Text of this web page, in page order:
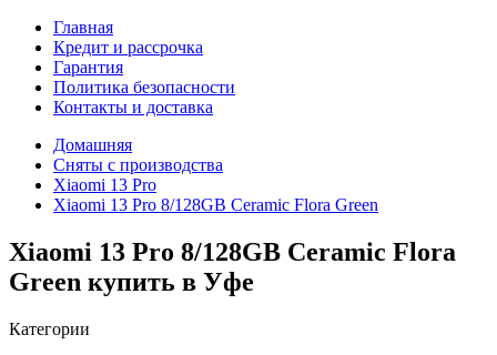
Главная
Кредит и рассрочка
Гарантия
Политика безопасности
Контакты и доставка
Домашняя
Сняты с производства
Xiaomi 13 Pro
Xiaomi 13 Pro 8/128GB Ceramic Flora Green
Xiaomi 13 Pro 8/128GB Ceramic Flora
Green купить в Уфе
Категории